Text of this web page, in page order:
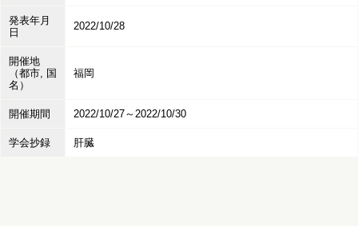
発表年月
日
2022/10/28
開催地
（都市, 国
名）
福岡
開催期間 2022/10/27～2022/10/30
学会抄録 肝臓